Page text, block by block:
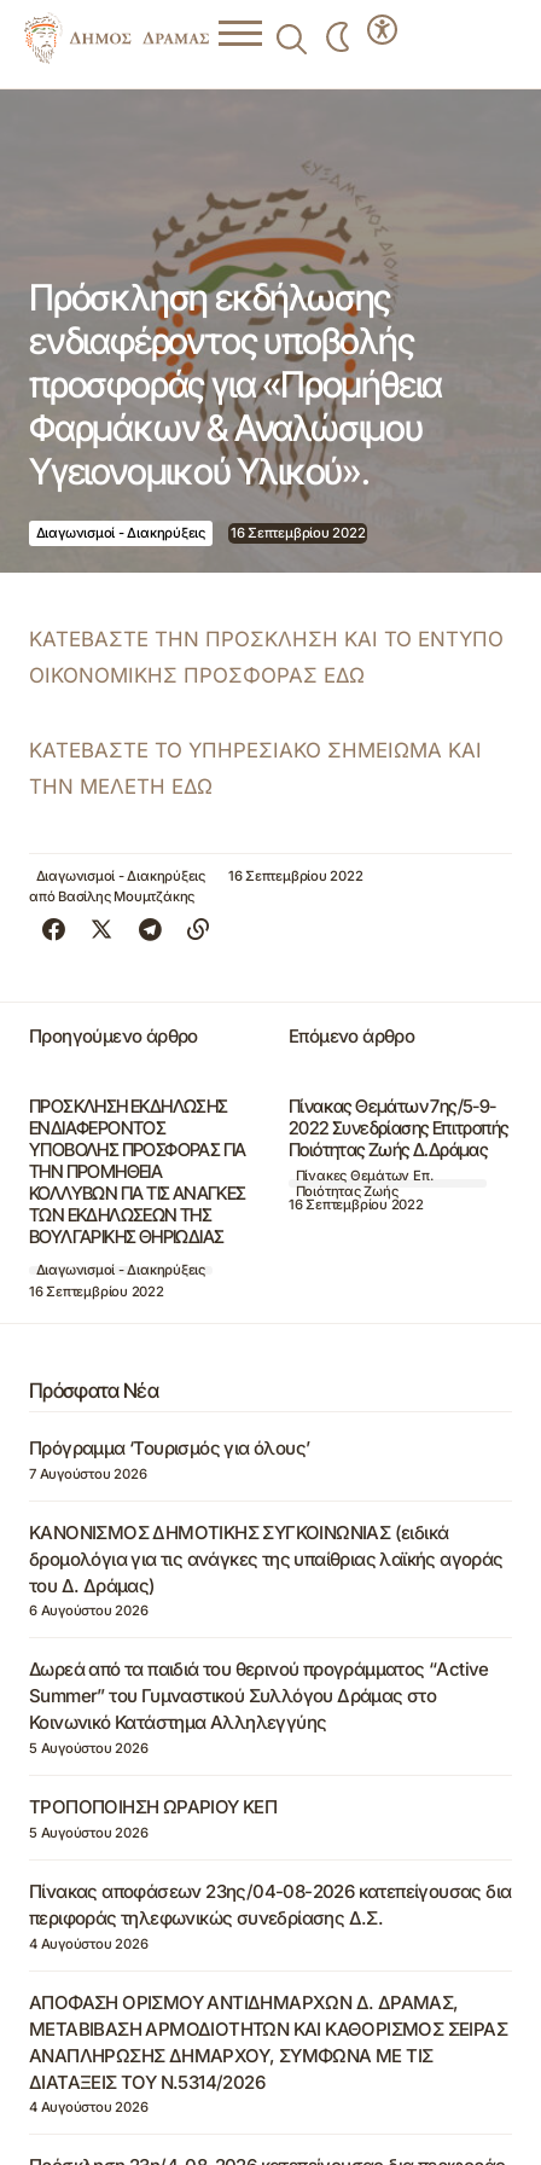
Πρόσκληση εκδήλωσης
ενδιαφέροντος υποβολής
προσφοράς για «Προμήθεια
Φαρμάκων & Αναλώσιμου
Υγειονομικού Υλικού».
Διαγωνισμοί - Διακηρύξεις 16 Σεπτεμβρίου 2022
ΚΑΤΕΒΑΣΤΕ ΤΗΝ ΠΡΟΣΚΛΗΣΗ ΚΑΙ ΤΟ ΕΝΤΥΠΟ
ΟΙΚΟΝΟΜΙΚΗΣ ΠΡΟΣΦΟΡΑΣ ΕΔΩ
ΚΑΤΕΒΑΣΤΕ ΤΟ ΥΠΗΡΕΣΙΑΚΟ ΣΗΜΕΙΩΜΑ ΚΑΙ
ΤΗΝ ΜΕΛΕΤΗ ΕΔΩ
Διαγωνισμοί - Διακηρύξεις
16 Σεπτεμβρίου 2022
από Βασίλης Μουμτζάκης
Προηγούμενο άρθρο
ΠΡΟΣΚΛΗΣΗ ΕΚΔΗΛΩΣΗΣ
ΕΝΔΙΑΦΕΡΟΝΤΟΣ
ΥΠΟΒΟΛΗΣ ΠΡΟΣΦΟΡΑΣ ΓΙΑ
ΤΗΝ ΠΡΟΜΗΘΕΙΑ
ΚΟΛΛΥΒΩΝ ΓΙΑ ΤΙΣ ΑΝΑΓΚΕΣ
ΤΩΝ ΕΚΔΗΛΩΣΕΩΝ ΤΗΣ
ΒΟΥΛΓΑΡΙΚΗΣ ΘΗΡΙΩΔΙΑΣ
Διαγωνισμοί - Διακηρύξεις
16 Σεπτεμβρίου 2022
Επόμενο άρθρο
Πίνακας Θεμάτων 7ης/5-9-
2022 Συνεδρίασης Επιτροπής
Ποιότητας Ζωής Δ.Δράμας
Πίνακες Θεμάτων Επ.
Ποιότητας Ζωής
16 Σεπτεμβρίου 2022
Πρόσφατα Νέα
Πρόγραμμα ‘Τουρισμός για όλους’
7 Αυγούστου 2026
ΚΑΝΟΝΙΣΜΟΣ ΔΗΜΟΤΙΚΗΣ ΣΥΓΚΟΙΝΩΝΙΑΣ (ειδικά
δρομολόγια για τις ανάγκες της υπαίθριας λαϊκής αγοράς
του Δ. Δράμας)
6 Αυγούστου 2026
Δωρεά από τα παιδιά του θερινού προγράμματος “Active
Summer” του Γυμναστικού Συλλόγου Δράμας στο
Κοινωνικό Κατάστημα Αλληλεγγύης
5 Αυγούστου 2026
ΤΡΟΠΟΠΟΙΗΣΗ ΩΡΑΡΙΟΥ ΚΕΠ
5 Αυγούστου 2026
Πίνακας αποφάσεων 23ης/04-08-2026 κατεπείγουσας δια
περιφοράς τηλεφωνικώς συνεδρίασης Δ.Σ.
4 Αυγούστου 2026
ΑΠΟΦΑΣΗ ΟΡΙΣΜΟΥ ΑΝΤΙΔΗΜΑΡΧΩΝ Δ. ΔΡΑΜΑΣ,
ΜΕΤΑΒΙΒΑΣΗ ΑΡΜΟΔΙΟΤΗΤΩΝ ΚΑΙ ΚΑΘΟΡΙΣΜΟΣ ΣΕΙΡΑΣ
ΑΝΑΠΛΗΡΩΣΗΣ ΔΗΜΑΡΧΟΥ, ΣΥΜΦΩΝΑ ΜΕ ΤΙΣ
ΔΙΑΤΑΞΕΙΣ ΤΟΥ Ν.5314/2026
4 Αυγούστου 2026